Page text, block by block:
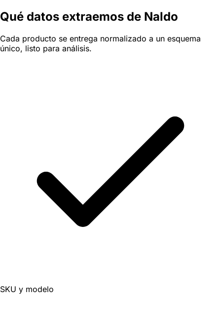
Qué datos extraemos de Naldo
Cada producto se entrega normalizado a un esquema
único, listo para análisis.
SKU y modelo